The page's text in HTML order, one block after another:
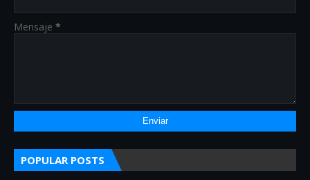
Mensaje *
POPULAR POSTS